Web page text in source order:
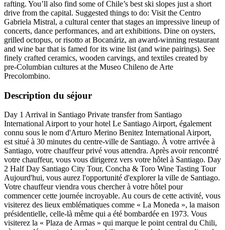
rafting. You’ll also find some of Chile’s best ski slopes just a short
drive from the capital. Suggested things to do: Visit the Centro
Gabriela Mistral, a cultural center that stages an impressive lineup of
concerts, dance performances, and art exhibitions. Dine on oysters,
grilled octopus, or risotto at Bocanáriz, an award-winning restaurant
and wine bar that is famed for its wine list (and wine pairings). See
finely crafted ceramics, wooden carvings, and textiles created by
pre-Columbian cultures at the Museo Chileno de Arte
Precolombino.
Description du séjour
Day 1 Arrival in Santiago Private transfer from Santiago
International Airport to your hotel Le Santiago Airport, également
connu sous le nom d'Arturo Merino Benitez International Airport,
est situé à 30 minutes du centre-ville de Santiago. À votre arrivée à
Santiago, votre chauffeur privé vous attendra. Après avoir rencontré
votre chauffeur, vous vous dirigerez vers votre hôtel à Santiago. Day
2 Half Day Santiago City Tour, Concha & Toro Wine Tasting Tour
Aujourd'hui, vous aurez l'opportunité d'explorer la ville de Santiago.
Votre chauffeur viendra vous chercher à votre hôtel pour
commencer cette journée incroyable. Au cours de cette activité, vous
visiterez des lieux emblématiques comme « La Moneda », la maison
présidentielle, celle-là même qui a été bombardée en 1973. Vous
visiterez la « Plaza de Armas » qui marque le point central du Chili,